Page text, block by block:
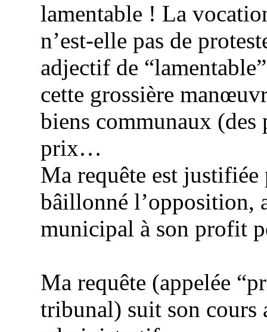
lamentable ! La
n’est-elle pas de
adjectif de
cette grossière
biens communaux
prix…
Ma requête est justifiée
bâillonné l’opposition,
municipal à son profit
Ma requête (appelée
tribunal) suit son cours